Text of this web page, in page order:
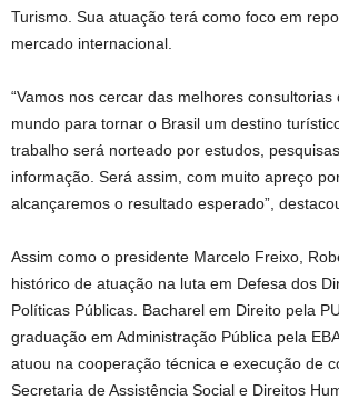
Turismo. Sua atuação terá como foco em
mercado internacional.
“Vamos nos cercar das melhores consultorias
mundo para tornar o Brasil um destino
trabalho será norteado por estudos,
informação. Será assim, com muito apreço
alcançaremos o resultado esperado”,
Assim como o presidente Marcelo Freixo,
histórico de atuação na luta em Defesa dos
Políticas Públicas. Bacharel em Direito pela
graduação em Administração Pública pela
atuou na cooperação técnica e execução de
Secretaria de Assistência Social e Direitos